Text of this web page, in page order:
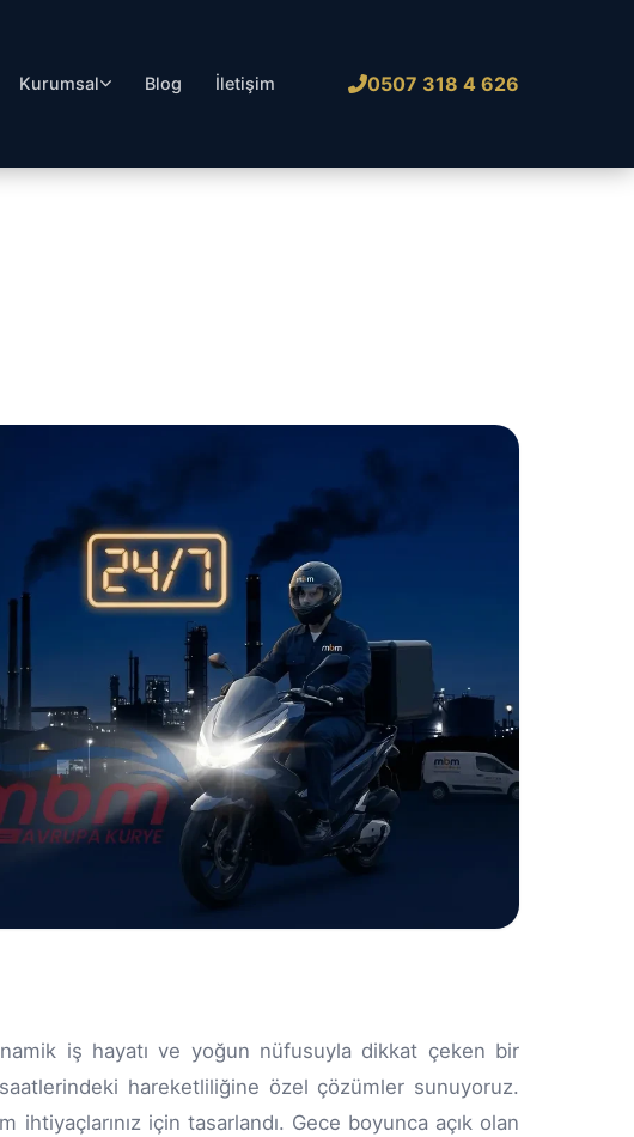
Kurumsal Blog İletişim 0507 318 4 626
iş hayatı ve yoğun nüfusuyla dikkat çeken bir
hareketliliğine özel çözümler sunuyoruz.
için tasarlandı. Gece boyunca açık olan